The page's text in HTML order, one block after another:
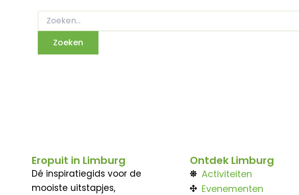
Eropuit in Limburg
Dé inspiratiegids voor de
mooiste uitstapjes,
Ontdek Limburg
Activiteiten
Evenementen